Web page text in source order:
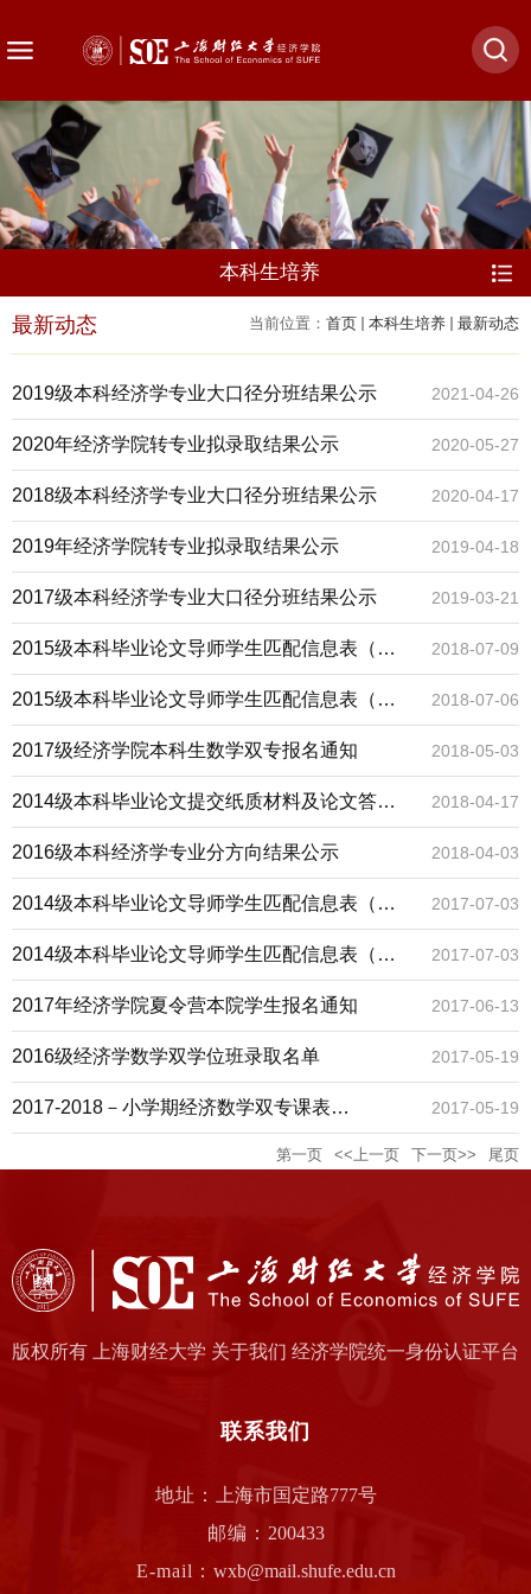
本科生培养
当前位置： 首页 本科生培养 最新动态
最新动态
2019级本科经济学专业大口径分班结果公示 2021-04-26
2020年经济学院转专业拟录取结果公示 2020-05-27
2018级本科经济学专业大口径分班结果公示 2020-04-17
2019年经济学院转专业拟录取结果公示 2019-04-18
2017级本科经济学专业大口径分班结果公示 2019-03-21
2015级本科毕业论文导师学生匹配信息表（双
专）
2018-07-09
2015级本科毕业论文导师学生匹配信息表（一
专）
2018-07-06
2017级经济学院本科生数学双专报名通知 2018-05-03
2014级本科毕业论文提交纸质材料及论文答辩
时间的通知
2018-04-17
2016级本科经济学专业分方向结果公示 2018-04-03
2014级本科毕业论文导师学生匹配信息表（一
专）
2017-07-03
2014级本科毕业论文导师学生匹配信息表（双
专）
2017-07-03
2017年经济学院夏令营本院学生报名通知 2017-06-13
2016级经济学数学双学位班录取名单 2017-05-19
2017-2018－小学期经济数学双专课表 2017-05-19
第一页 <<上一页 下一页>> 尾页
版权所有 上海财经大学 关于我们 经济学院统一身份认证平台
联系我们
地址：
上海市国定路777号
邮编： 200433
E-mail： wxb@mail.shufe.edu.cn